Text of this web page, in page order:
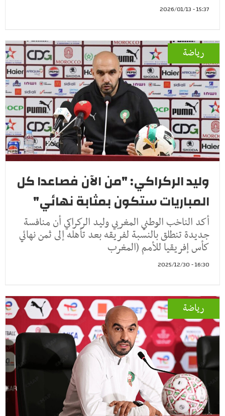
15:37 - 2026/01/13
رياضة
وليد الركراكي: "من الآن فصاعدا كل
المباريات ستكون بمثابة نهائي"
أكد الناخب الوطني المغربي وليد الركراكي أن منافسة
جديدة تنطلق بالنسبة لفريقه بعد تأهله إلى ثمن نهائي
كأس إفريقيا للأمم (المغرب
16:30 - 2025/12/30
رياضة